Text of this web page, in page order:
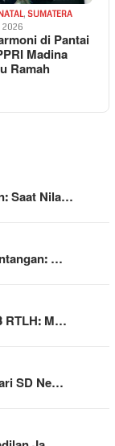
, SUMATERA
2026
di Pantai
Madina
Ramah
Saat Nila…
…
RTLH: M…
SD Ne…